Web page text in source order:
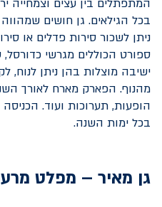
המתפתלים בין עצים וצמחייה
בכל הגילאים. גן חושים
ניתן לשכור סירות פדלים או
ספורט הכוללים מגרשי כדורסל,
ישיבה מוצלות בהן ניתן לנוח,
מהנוף. הפארק מארח לאורך
הופעות, תערוכות ועוד.
בכל ימות השנה.
גן מאיר – מפלט